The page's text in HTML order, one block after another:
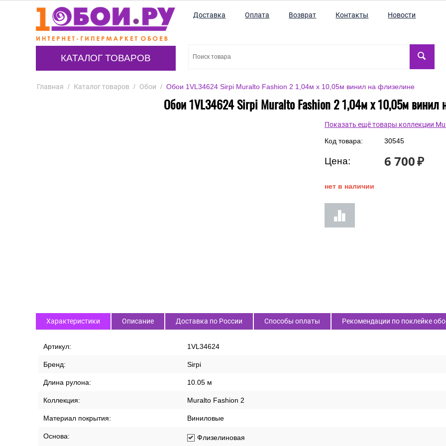
КАТАЛОГ ТОВАРОВ
Доставка Оплата Возврат Контакты Новости
Главная / Каталог товаров / Обои / Обои 1VL34624 Sirpi Muralto Fashion 2 1,04м х 10,05м винил на флизелине
Обои 1VL34624 Sirpi Muralto Fashion 2 1,04м х 10,05м винил
Показать ещё товары коллекции
Код товара: 30545
Цена: 6 700₽
нет в наличии
Характеристики Описание Доставка по России Способы оплаты Рекомендации по поклейке
Артикул: 1VL34624
Бренд: Sirpi
Длина рулона: 10.05 м
Коллекция: Muralto Fashion 2
Материал покрытия: Виниловые
Основа: Флизелиновая